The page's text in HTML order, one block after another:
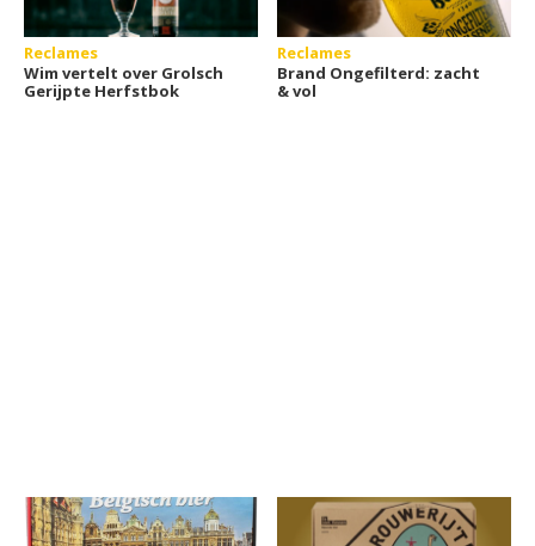
Reclames
Wim vertelt over Grolsch
Gerijpte Herfstbok
Reclames
Brand Ongefilterd: zacht
& vol